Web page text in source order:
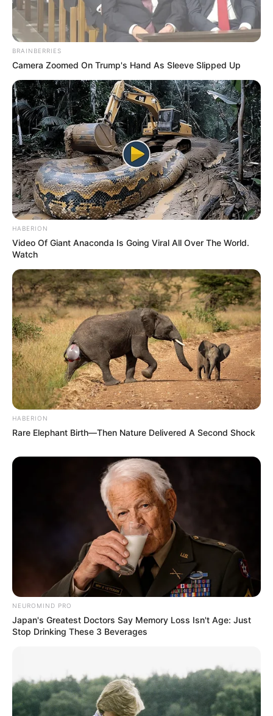
igyekszik következetesen ellenem nevelni a
gyermekeinket, annak ellenére, hogy tudja, milyen
szoros kötelék fűz össze minket és hogy ők a
legfontosabbak nekem a világon.
BRAINBERRIES
Camera Zoomed On Trump's Hand As Sleeve Slipped Up
HABERION
Video Of Giant Anaconda Is Going Viral All Over The World.
Watch
HABERION
Rare Elephant Birth—Then Nature Delivered A Second Shock
NEUROMIND PRO
Japan's Greatest Doctors Say Memory Loss Isn't Age: Just
Stop Drinking These 3 Beverages